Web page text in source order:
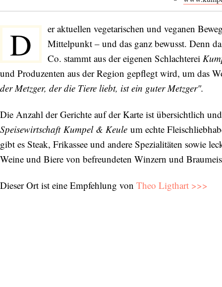
D
er aktuellen vegetarischen und veganen
Mittelpunkt – und das ganz bewusst. Denn
Co. stammt aus der eigenen Schlachterei
und Produzenten aus der Region gepflegt wird, um das
der Metzger, der die Tiere liebt, ist ein guter Metzger".
Die Anzahl der Gerichte auf der Karte ist übersichtlich
Speisewirtschaft Kumpel & Keule um echte
gibt es Steak, Frikassee und andere Spezialitäten sowie
Weine und Biere von befreundeten Winzern und
Dieser Ort ist eine Empfehlung von Theo Ligthart >>>